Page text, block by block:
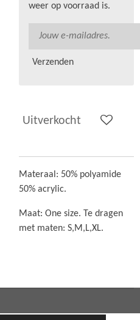
weer op voorraad is.
Verzenden
Uitverkocht
Materaal: 50% polyamide
50% acrylic.
Maat: One size. Te dragen
met maten: S,M,L,XL.